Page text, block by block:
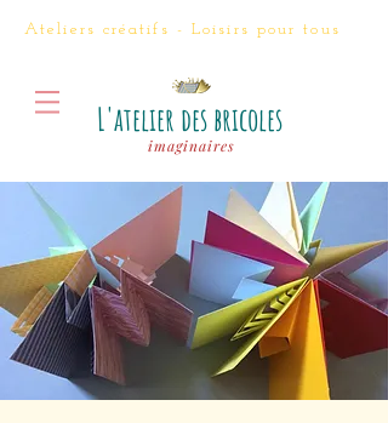
Ateliers créatifs - Loisirs pour tous
L'atelier des bricoles
imaginaires